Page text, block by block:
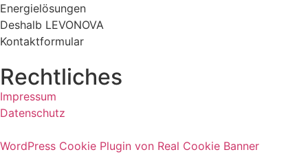
Energielösungen
Deshalb LEVONOVA
Kontaktformular
Rechtliches
Impressum
Datenschutz
WordPress Cookie Plugin von Real Cookie Banner